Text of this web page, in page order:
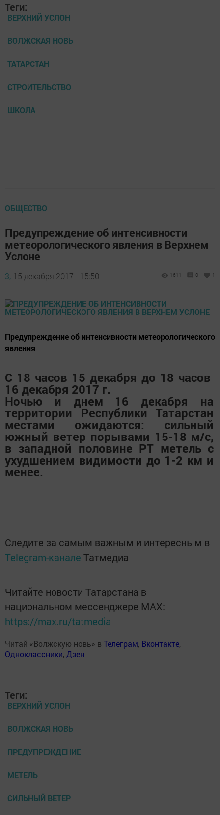
Теги:
ВЕРХНИЙ УСЛОН
ВОЛЖСКАЯ НОВЬ
ТАТАРСТАН
СТРОИТЕЛЬСТВО
ШКОЛА
ОБЩЕСТВО
Предупреждение об интенсивности
метеорологического явления в Верхнем
Услоне
3, 15 декабря 2017 - 15:50 1611 0 1
Предупреждение об интенсивности метеорологического
явления
С 18 часов 15 декабря до 18 часов
16 декабря 2017 г.
Ночью и днем 16 декабря на
территории Республики Татарстан
местами ожидаются: сильный
южный ветер порывами 15-18 м/с,
в западной половине РТ метель с
ухудшением видимости до 1-2 км и
менее.
Следите за самым важным и интересным в
Telegram-канале Татмедиа
Читайте новости Татарстана в
национальном мессенджере MАХ:
https://max.ru/tatmedia
Читай «Волжскую новь» в Телеграм, Вконтакте,
Одноклассники,Дзен
Теги:
ВЕРХНИЙ УСЛОН
ВОЛЖСКАЯ НОВЬ
ПРЕДУПРЕЖДЕНИЕ
МЕТЕЛЬ
СИЛЬНЫЙ ВЕТЕР